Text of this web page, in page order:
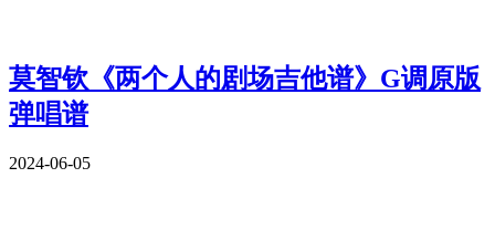
莫智钦《两个人的剧场吉他谱》G调原版
弹唱谱
2024-06-05